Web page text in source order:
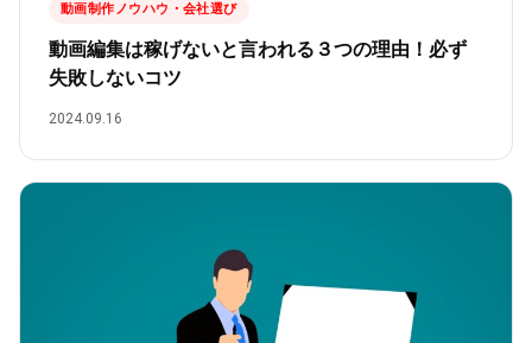
動画制作ノウハウ・会社選び
動画編集は稼げないと言われる３つの理由！必ず
失敗しないコツ
2024.09.16